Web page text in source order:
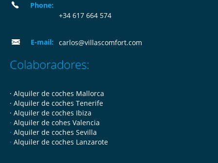
Phone:
+34 617 664 574
E-mail: carlos@villascomfort.com
Colaboradores:
· Alquiler de coches Mallorca
· Alquiler de coches Tenerife
· Alquiler de coches Ibiza
· Alquiler de cohes Valencia
· Alquiler de coches Sevilla
· Alquiler de coches Lanzarote